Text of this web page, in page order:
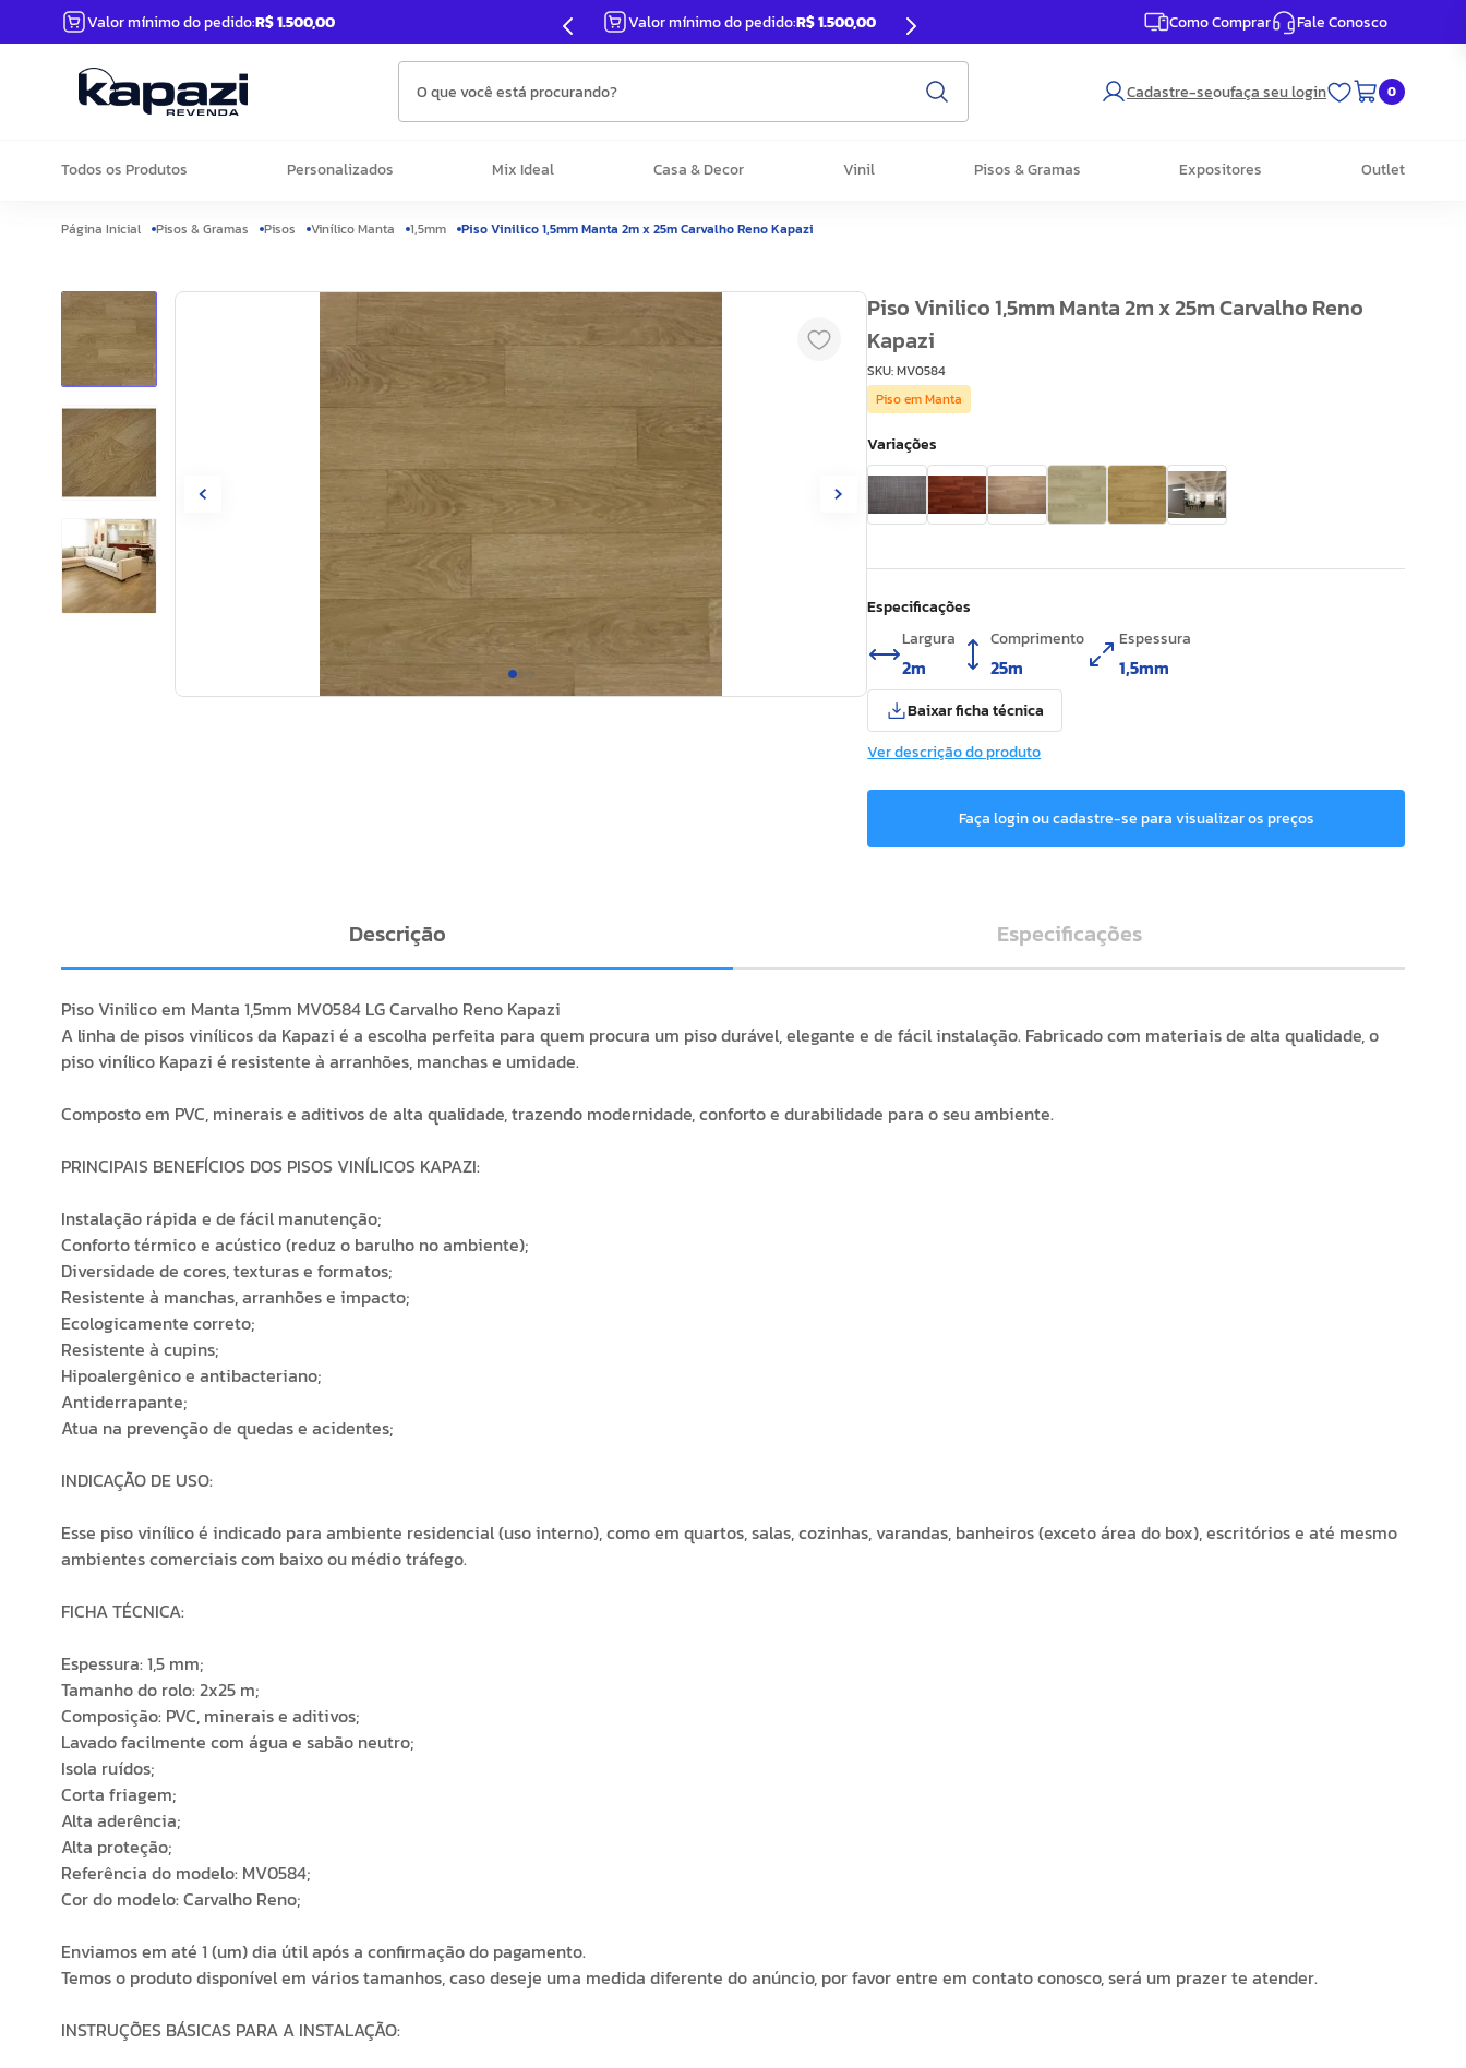
Valor mínimo do pedido:R$ 1.500,00 Valor mínimo do pedido:R$ 1.500,00 Como Comprar Fale Conosco
O que você está procurando?
Cadastre-seoufaça seu login 0
Todos os Produtos Personalizados Mix Ideal Casa & Decor Vinil Pisos & Gramas Expositores Outlet
Pisos & Gramas Pisos Vinílico Manta 1,5mm Piso Vinilico 1,5mm Manta 2m x 25m Carvalho Reno Kapazi
Piso Vinilico 1,5mm Manta 2m x 25m Carvalho Reno
Kapazi
SKU:MV0584
Piso em Manta
Especificações
Largura
2m
Comprimento
25m
Espessura
1,5mm
Baixar ficha técnica
Ver descrição do produto
Faça login ou cadastre-se para visualizar os preços
Descrição Especificações
Piso Vinilico em Manta 1,5mm MV0584 LG Carvalho Reno Kapazi
A linha de pisos vinílicos da Kapazi é a escolha perfeita para quem procura um piso durável, elegante e de fácil instalação. Fabricado com materiais de alta qualidade, o
piso vinílico Kapazi é resistente à arranhões, manchas e umidade.
Composto em PVC, minerais e aditivos de alta qualidade, trazendo modernidade, conforto e durabilidade para o seu ambiente.
PRINCIPAIS BENEFÍCIOS DOS PISOS VINÍLICOS KAPAZI:
Instalação rápida e de fácil manutenção;
Conforto térmico e acústico (reduz o barulho no ambiente);
Diversidade de cores, texturas e formatos;
Resistente à manchas, arranhões e impacto;
Ecologicamente correto;
Resistente à cupins;
Hipoalergênico e antibacteriano;
Antiderrapante;
Atua na prevenção de quedas e acidentes;
INDICAÇÃO DE USO:
Esse piso vinílico é indicado para ambiente residencial (uso interno), como em quartos, salas, cozinhas, varandas, banheiros (exceto área do box), escritórios e até mesmo
ambientes comerciais com baixo ou médio tráfego.
FICHA TÉCNICA:
Espessura: 1,5 mm;
Tamanho do rolo: 2x25 m;
Composição: PVC, minerais e aditivos;
Lavado facilmente com água e sabão neutro;
Isola ruídos;
Corta friagem;
Alta aderência;
Alta proteção;
Referência do modelo: MV0584;
Cor do modelo: Carvalho Reno;
Enviamos em até 1 (um) dia útil após a confirmação do pagamento.
Temos o produto disponível em vários tamanhos, caso deseje uma medida diferente do anúncio, por favor entre em contato conosco, será um prazer te atender.
INSTRUÇÕES BÁSICAS PARA A INSTALAÇÃO: